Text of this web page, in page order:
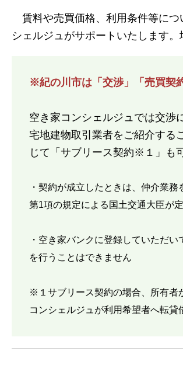
賃料や売買価格、利用条件等につ
シェルジュがサポートいたします
※紀の川市は「交渉」「売買契
空き家コンシェルジュでは交渉
宅地建物取引業者をご紹介する
じて「サブリース契約※１」も
・契約が成立したときは、仲介業
第1項の規定による国土交通大臣
・空き家バンクに登録していただ
を行うことはできません
※１サブリース契約の場合、所有者
コンシェルジュが利用希望者へ転